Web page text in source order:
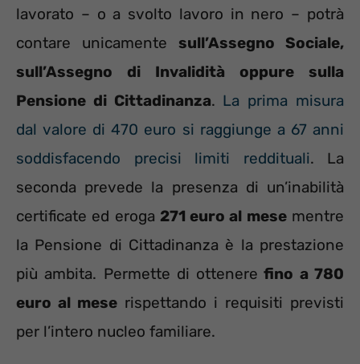
lavorato – o a svolto lavoro in nero – potrà
contare unicamente sull’Assegno Sociale,
sull’Assegno di Invalidità oppure sulla
Pensione di Cittadinanza. La prima misura
dal valore di 470 euro si raggiunge a 67 anni
soddisfacendo precisi limiti reddituali. La
seconda prevede la presenza di un’inabilità
certificate ed eroga 271 euro al mesementre
la Pensione di Cittadinanza è la prestazione
più ambita. Permette di ottenere fino a 780
euro al mese rispettando i requisiti previsti
per l’intero nucleo familiare.